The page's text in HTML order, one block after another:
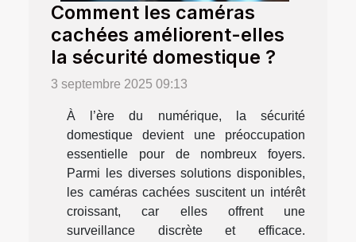
Comment les caméras
cachées améliorent-elles
la sécurité domestique ?
3 septembre 2025 09:13
À l’ère du numérique, la sécurité
domestique devient une préoccupation
essentielle pour de nombreux foyers.
Parmi les diverses solutions disponibles,
les caméras cachées suscitent un intérêt
croissant, car elles offrent une
surveillance discrète et efficace.